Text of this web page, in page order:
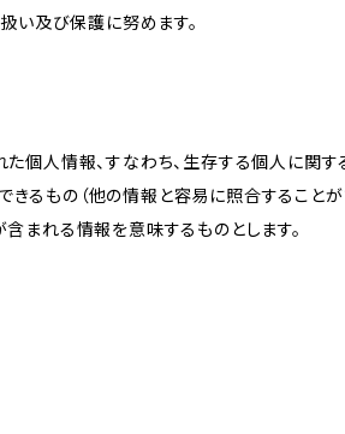
い及び保護に努めます。
個人情報、すなわち、生存する個人に関す
るもの（他の情報と容易に照合することが
まれる情報を意味するものとします。